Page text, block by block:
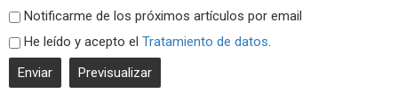
Notificarme de los próximos artículos por email
He leído y acepto el Tratamiento de datos.